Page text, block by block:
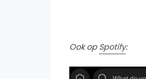
Ook opSpotify: